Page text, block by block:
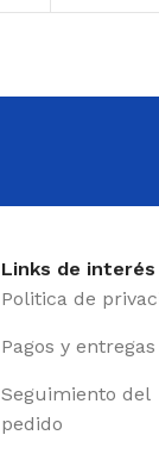
Links de interés
Politica de
Pagos y entregas
Seguimiento del
pedido